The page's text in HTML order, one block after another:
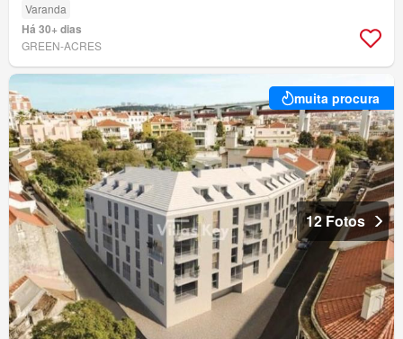
Varanda
Há 30+ dias
GREEN-ACRES
muita procura
12 Fotos